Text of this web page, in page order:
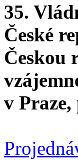
35.
České
Českou
v